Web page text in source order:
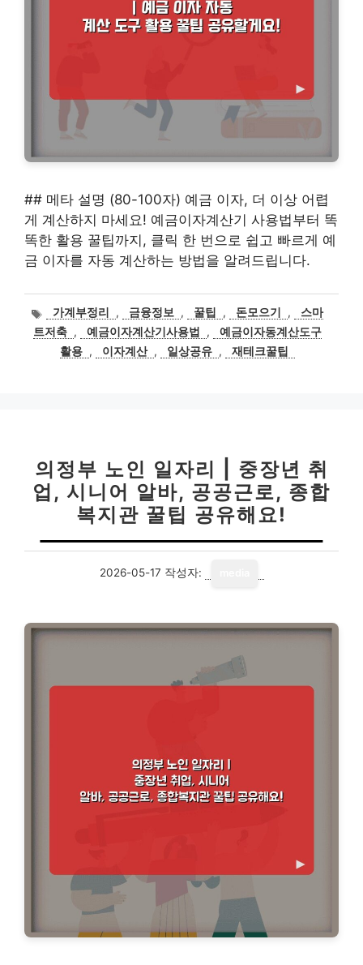
## 메타 설명 (80-100자) 예금 이자, 더 이상 어렵
게 계산하지 마세요! 예금이자계산기 사용법부터 똑
똑한 활용 꿀팁까지, 클릭 한 번으로 쉽고 빠르게 예
금 이자를 자동 계산하는 방법을 알려드립니다.
태
그
가계부정리 , 금융정보 , 꿀팁 , 돈모으기 ,
스마
트저축 , 예금이자계산기사용법 ,
예금이자동계산도구
활용 , 이자계산 , 일상공유 , 재테크꿀팁
의정부 노인 일자리 | 중장년 취
업, 시니어 알바, 공공근로, 종합
복지관 꿀팁 공유해요!
2026-05-17 작성자: